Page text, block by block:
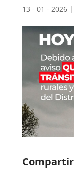
13 - 01 - 2026|
Compartir